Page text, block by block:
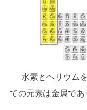
水素とヘリウム
ての元素は金属で